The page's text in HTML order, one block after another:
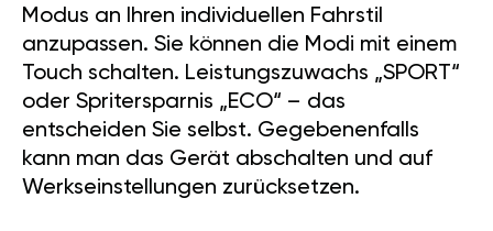
Modus an Ihren individuellen Fahrstil
anzupassen. Sie können die Modi mit einem
Touch schalten. Leistungszuwachs „SPORT“
oder Spritersparnis „ECO“ – das
entscheiden Sie selbst. Gegebenenfalls
kann man das Gerät abschalten und auf
Werkseinstellungen zurücksetzen.